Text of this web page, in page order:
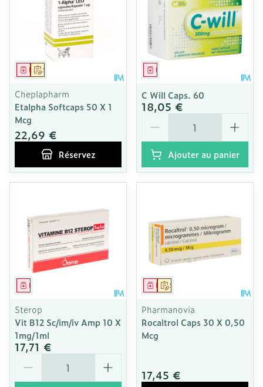
Sur prescription
Médicament
Cheplapharm
Etalpha Softcaps 50 X 1
Mcg
22,69 €
Réservez
Médicament
C Will Caps. 60
18,05 €
Ajouter au panier
Médicament
Sterop
Vit B12 Sc/im/iv Amp 10 X
1mg/1ml
17,71 €
Sur prescription
Médicament
Pharmanovia
Rocaltrol Caps 30 X 0,50
Mcg
17,45 €